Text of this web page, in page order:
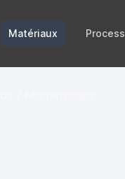
Matériaux Process